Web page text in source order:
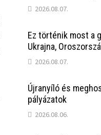
2026.08.07.
Ez történik most a
Ukrajna,
2026.08.07.
Újranyíló és
pályázatok
2026.08.06.